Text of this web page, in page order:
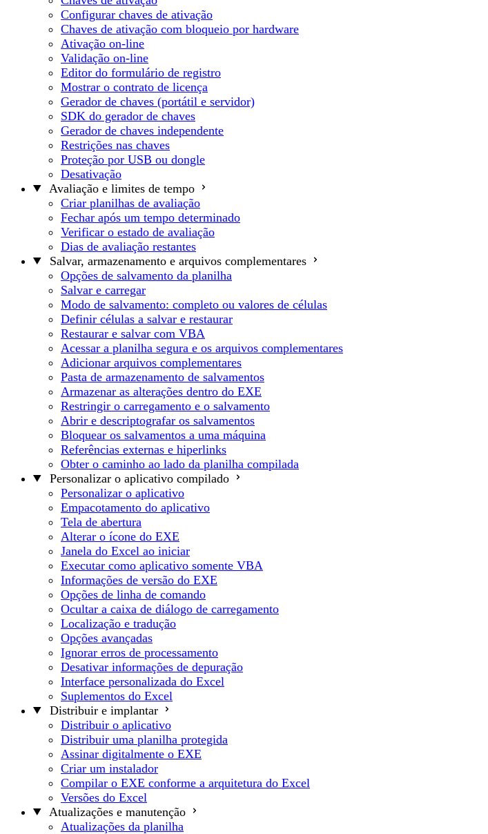
Configurar chaves de ativação
Chaves de ativação com bloqueio por hardware
Ativação on-line
Validação on-line
Editor do formulário de registro
Mostrar o contrato de licença
Gerador de chaves (portátil e servidor)
SDK do gerador de chaves
Gerador de chaves independente
Restrições nas chaves
Proteção por USB ou dongle
Desativação
Avaliação e limites de tempo
Criar planilhas de avaliação
Fechar após um tempo determinado
Verificar o estado de avaliação
Dias de avaliação restantes
Salvar, armazenamento e arquivos complementares
Opções de salvamento da planilha
Salvar e carregar
Modo de salvamento: completo ou valores de células
Definir células a salvar e restaurar
Restaurar e salvar com VBA
Acessar a planilha segura e os arquivos complementares
Adicionar arquivos complementares
Pasta de armazenamento de salvamentos
Armazenar as alterações dentro do EXE
Restringir o carregamento e o salvamento
Abrir e descriptografar os salvamentos
Bloquear os salvamentos a uma máquina
Referências externas e hiperlinks
Obter o caminho ao lado da planilha compilada
Personalizar o aplicativo compilado
Personalizar o aplicativo
Empacotamento do aplicativo
Tela de abertura
Alterar o ícone do EXE
Janela do Excel ao iniciar
Executar como aplicativo somente VBA
Informações de versão do EXE
Opções de linha de comando
Ocultar a caixa de diálogo de carregamento
Localização e tradução
Opções avançadas
Ignorar erros de processamento
Desativar informações de depuração
Interface personalizada do Excel
Suplementos do Excel
Distribuir e implantar
Distribuir o aplicativo
Distribuir uma planilha protegida
Assinar digitalmente o EXE
Criar um instalador
Compilar o EXE conforme a arquitetura do Excel
Versões do Excel
Atualizações e manutenção
Atualizações da planilha